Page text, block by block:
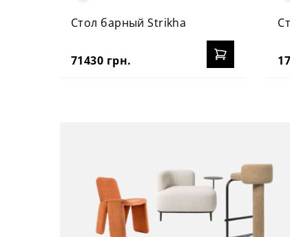
Стол барный Strikha
71430 грн.